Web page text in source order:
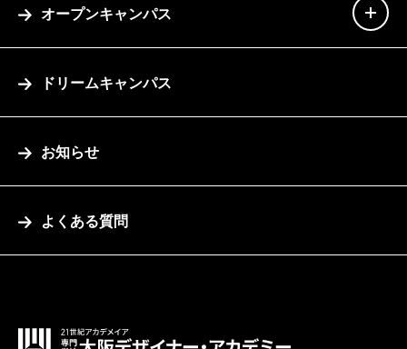
オープンキャンパス
ドリームキャンパス
お知らせ
よくある質問